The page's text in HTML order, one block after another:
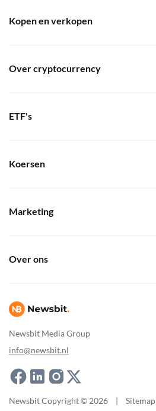
Newsbit Media Group
info@newsbit.nl
Kopen en verkopen
Over cryptocurrency
ETF's
Koersen
Marketing
Over ons
Newsbit Copyright © 2026 | Sitemap